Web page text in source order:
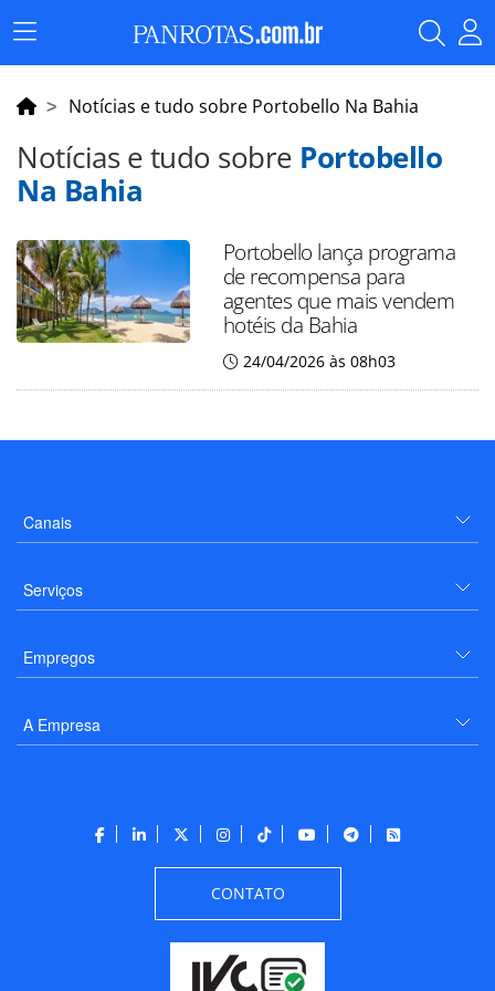
Menu
Principal
Notícias e tudo sobre Portobello Na Bahia
Notícias e tudo sobre Portobello
Na Bahia
Portobello lança programa
de recompensa para
agentes que mais vendem
hotéis da Bahia
24/04/2026 às 08h03
Canais
Serviços
Empregos
A Empresa
CONTATO